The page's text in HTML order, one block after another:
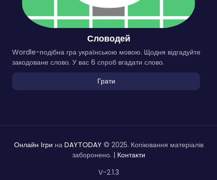
Словодей
Wordle-подібна гра українською мовою. Щодня відгадуйте
закодоване слово. У вас 6 спроб вгадати слово.
Грати
Онлайн Ігри на DAYTODAY © 2025. Копіювання матеріалів
заборонено. | Контакти
V-2.1.3